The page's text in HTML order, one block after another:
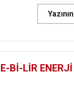
Bİ-LİR ENERJİ